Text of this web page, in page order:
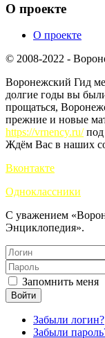
О проекте
О проекте
© 2008-2022 -
Воронежский Гид
долгие годы вы
прощаться,
прежние и новые
https://vrnency.ru/под
Ждём Вас в наших
Вконтакте
Одноклассники
С уважением
Энциклопедия».
Запомнить меня
Войти
Забыли логин?
Забыли